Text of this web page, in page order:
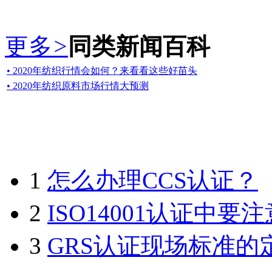
更多> 同类新闻百科
• 2020年纺织行情会如何？来看看这些好苗头
• 2020年纺织原料市场行情大预测
1 怎么办理CCS认证？
2 ISO14001认证中要
3 GRS认证现场标准的